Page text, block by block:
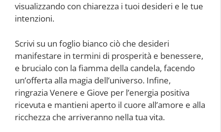
visualizzando con chiarezza i tuoi desideri e le tue
intenzioni.
Scrivi su un foglio bianco ciò che desideri
manifestare in termini di prosperità e benessere,
e brucialo con la fiamma della candela, facendo
un’offerta alla magia dell’universo. Infine,
ringrazia Venere e Giove per l’energia positiva
ricevuta e mantieni aperto il cuore all’amore e alla
ricchezza che arriveranno nella tua vita.